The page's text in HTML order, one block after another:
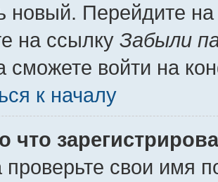
новый. Перейдите
на ссылку Забыли
сможете войти на
к началу
что
свои имя